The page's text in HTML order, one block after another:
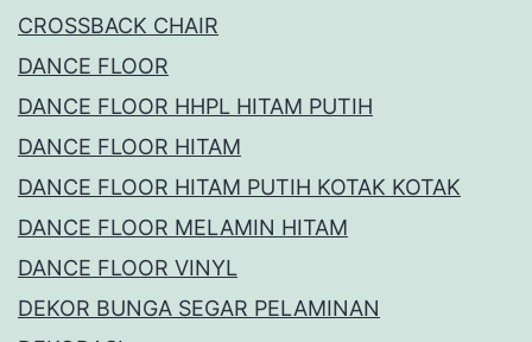
CROSSBACK CHAIR
DANCE FLOOR
DANCE FLOOR HHPL HITAM PUTIH
DANCE FLOOR HITAM
DANCE FLOOR HITAM PUTIH KOTAK KOTAK
DANCE FLOOR MELAMIN HITAM
DANCE FLOOR VINYL
DEKOR BUNGA SEGAR PELAMINAN